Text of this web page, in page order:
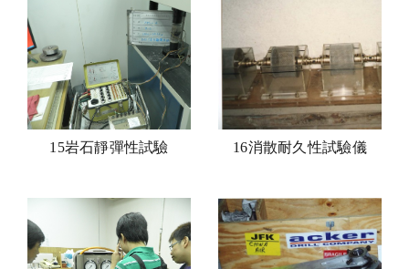
15岩石靜彈性試驗 16消散耐久性試驗儀